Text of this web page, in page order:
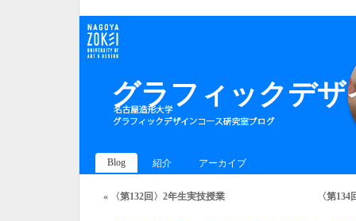
グラフィックデ
Blog 紹介 アーカイブ
« 〈第132回〉2年生実技授業 〈第